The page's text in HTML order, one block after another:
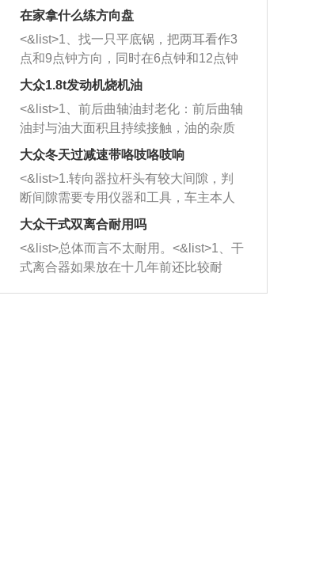
者是细棍，直接将杂物给取出来，如果
堵塞情况比较严重，也可以采取应急措
施。 <&list>2、直接利用木棍将所有的
杂物推到排气管里面的位置处，然后将
三元催化器拆解开，就可以将堵塞的东
西取出来。但如果是因为积碳过多引起
的堵塞，就需要将三元催化器泡在草酸
洗剂对堵塞的情况得到解决，将清洗剂
放在燃油箱中，与燃油混合后，车辆启
动时，就可以和汽油一起进入到燃烧
室，最后形成废气排出，就可以让三元
催化器得到清洗，排气管堵塞的情况就
能够得到解决。
在家拿什么练方向盘
<&list>1、找一只平底锅，把两耳看作3
点和9点钟方向，同时在6点钟和12点钟
方向做一个标记。 <&list>2、双手握住
一圈半的练习，往右同样也要打相同的
圈数。 <&list>3、最后强调要反复练
习，这样就可以形成肌肉记忆，在真实
驾驶车辆时，不需要记忆也能打好方
向。
大众1.8t发动机烧机油
<&list>1、前后曲轴油封老化：前后曲轴
油封与油大面积且持续接触，油的杂质
和发动机内持续温度变化使其密封效果
逐渐减弱，导致渗油或漏油。<&list>2、
活塞间隙过大：积碳会使活塞环与缸体
的间隙扩大，导致机油流入燃烧室中，
造成烧机油。<&list>3、机油粘度。使用
机油粘度过小的话，同样会有烧机油现
象，机油粘度过小具有很好的流动性，
大众冬天过减速带咯吱咯吱响
<&list>1.转向器拉杆头有较大间隙，判
断间隙需要专用仪器和工具，车主本人
无法制作，需要将车辆送到修理厂或4s
店；<&list>2.车辆半轴套管防尘罩破
裂，破裂后会出现漏油现象，使半轴磨
损严重，磨损的半轴容易损坏，产生异
响；<&list>3.稳定器的转向胶套和球头
大众干式双离合耐用吗
<&list>总体而言不太耐用。<&list>1、干
式离合器如果放在十几年前还比较耐